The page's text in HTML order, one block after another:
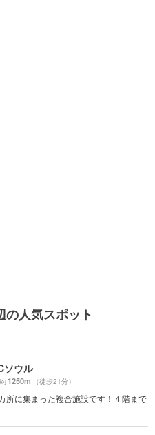
人気スポット
ソウル
1250m （徒歩21分）
所に集まった複合施設です！４階まで